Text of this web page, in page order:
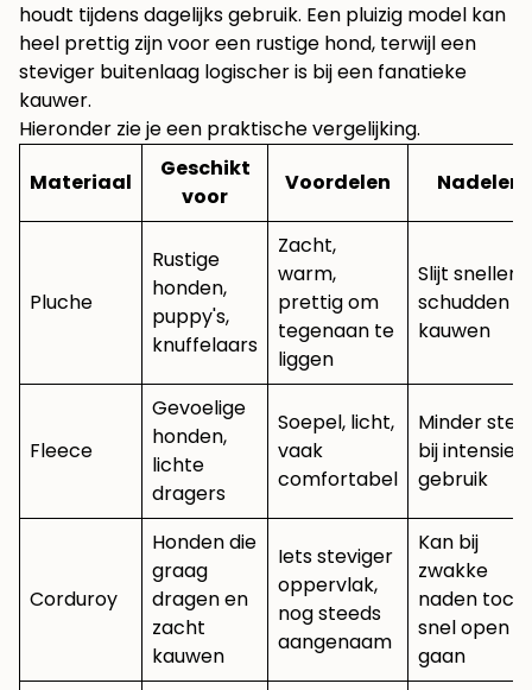
houdt tijdens dagelijks gebruik. Een pluizig model kan
heel prettig zijn voor een rustige hond, terwijl een
steviger buitenlaag logischer is bij een fanatieke
kauwer.
Hieronder zie je een praktische vergelijking.
Materiaal
Geschikt
voor
Voordelen Nadelen
Pluche
Rustige
honden,
puppy's,
knuffelaars
Zacht,
warm,
prettig om
tegenaan te
liggen
Slijt sneller
schudden
kauwen
Fleece
Gevoelige
honden,
lichte
dragers
Soepel, licht,
vaak
comfortabel
Minder
bij intensief
gebruik
Corduroy
Honden die
graag
dragen en
zacht
kauwen
Iets steviger
oppervlak,
nog steeds
aangenaam
Kan bij
zwakke
naden toch
snel open
gaan